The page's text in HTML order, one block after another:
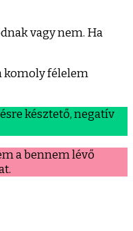
vagy nem. Ha
komoly félelem
késztető, negatív
a bennem lévő